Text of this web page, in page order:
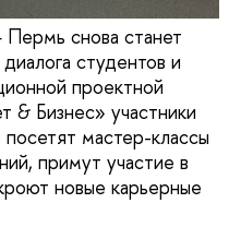
снова станет
студентов и
проектной
& Бизнес» участники
мастер-классы
примут участие в
новые карьерные